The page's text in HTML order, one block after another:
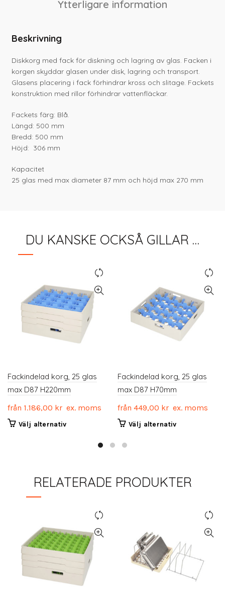
Ytterligare information
Beskrivning
Diskkorg med fack för diskning och lagring av glas. Facken i
korgen skyddar glasen under disk, lagring och transport.
Glasens placering i fack förhindrar kross och slitage. Fackets
konstruktion med rillor förhindrar vattenfläckar.
Fackets färg: Blå.
Längd: 500 mm
Bredd: 500 mm
Höjd: 306 mm
Kapacitet
25 glas med max diameter 87 mm och höjd max 270 mm
DU KANSKE OCKSÅ GILLAR …
Fackindelad korg, 25 glas
max D87 H220mm
från 1.186,00 kr ex. moms
Välj alternativDen
produkten
varianter.
alternativen
väljas
på
produktsidan
Fackindelad korg, 25 glas
max D87 H70mm
från 449,00 kr ex. moms
Välj alternativDen
varianter.
alternativen
på
produktsidan
RELATERADE PRODUKTER